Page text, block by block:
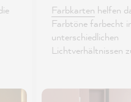
Farbkarten helfen
Farbtöne farbecht
unterschiedlichen
Lichtverhältnissen